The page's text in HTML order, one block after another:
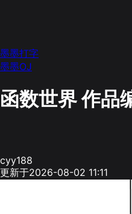
墨墨打字
墨墨OJ
函数世界作品
cyy188
更新于2026-08-02 11:11